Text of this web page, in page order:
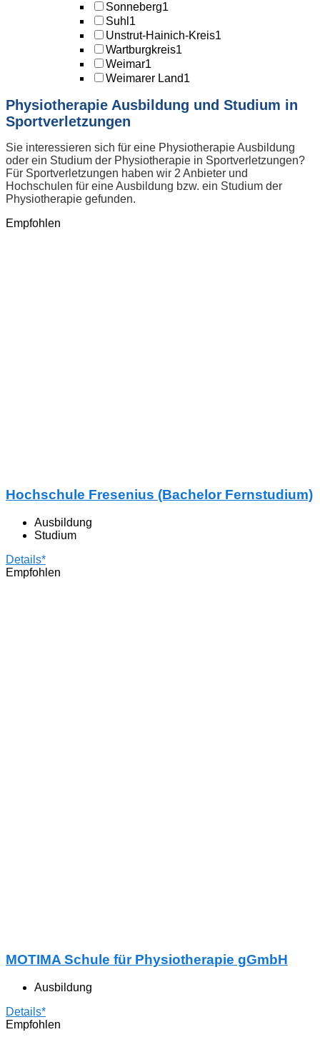
Sonneberg1
Suhl 1
Unstrut-Hainich-Kreis1
Wartburgkreis1
Weimar1
Weimarer Land1
Physiotherapie Ausbildung und Studium in
Sportverletzungen
Sie interessieren sich für eine Physiotherapie Ausbildung
oder ein Studium der Physiotherapie in Sportverletzungen?
Für Sportverletzungen haben wir 2 Anbieter und
Hochschulen für eine Ausbildung bzw. ein Studium der
Physiotherapie gefunden.
Empfohlen
Hochschule Fresenius (Bachelor Fernstudium)
Ausbildung
Studium
Details*
Empfohlen
MOTIMA Schule für Physiotherapie gGmbH
Ausbildung
Details*
Empfohlen